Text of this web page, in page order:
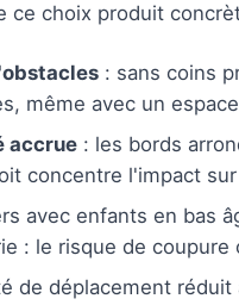
ce choix produit
: sans coins
même avec un
accrue : les bords
concentre l'impact
avec enfants en bas
: le risque de
de déplacement